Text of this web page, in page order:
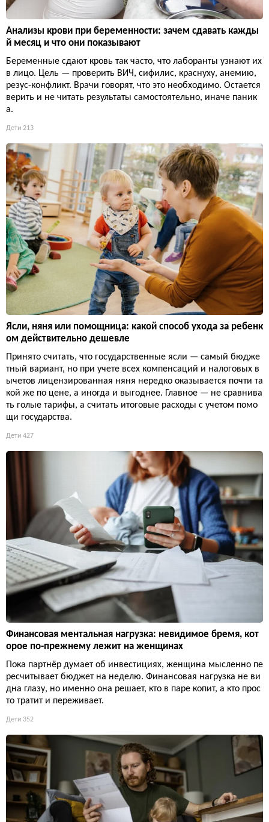
Анализы крови при беременности: зачем сдавать кажды
й месяц и что они показывают
Беременные сдают кровь так часто, что лаборанты узнают их
в лицо. Цель — проверить ВИЧ, сифилис, краснуху, анемию,
резус-конфликт. Врачи говорят, что это необходимо. Остается
верить и не читать результаты самостоятельно, иначе паник
а.
Дети 213
Ясли, няня или помощница: какой способ ухода за ребенк
ом действительно дешевле
Принято считать, что государственные ясли — самый бюдже
тный вариант, но при учете всех компенсаций и налоговых в
ычетов лицензированная няня нередко оказывается почти та
кой же по цене, а иногда и выгоднее. Главное — не сравнива
ть голые тарифы, а считать итоговые расходы с учетом помо
щи государства.
Дети 427
Финансовая ментальная нагрузка: невидимое бремя, кот
орое по-прежнему лежит на женщинах
Пока партнёр думает об инвестициях, женщина мысленно пе
ресчитывает бюджет на неделю. Финансовая нагрузка не ви
дна глазу, но именно она решает, кто в паре копит, а кто прос
то тратит и переживает.
Дети 352